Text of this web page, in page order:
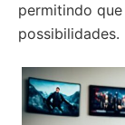
permitindo
possibilidades.